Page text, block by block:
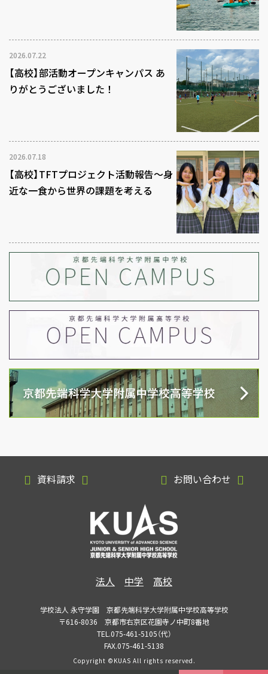
2026.07.22
【高校】部活動オープンキャンパス あ
りがとうございました！
2026.07.18
【高校】TFTプロジェクト活動報告～身
近な一食から世界の課題を考える
資料請求 お問い合わせ
法人 中学 高校
学校法人 永守学園 京都先端科学大学附属中学校高等学校
〒616-8036 京都市右京区花園寺ノ中町8番地
TEL.075-461-5105（代）
FAX.075-461-5138
Copyright ©KUAS All rights reserved.